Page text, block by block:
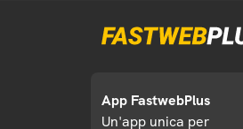
App FastwebPlus
Un'app unica per